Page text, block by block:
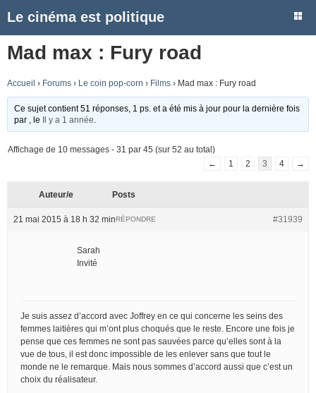
Le cinéma est politique
Mad max : Fury road
Accueil › Forums › Le coin pop-corn › Films › Mad max : Fury road
Ce sujet contient 51 réponses, 1 ps. et a été mis à jour pour la dernière fois
par
, le Il y a 1 année
Affichage de 10 messages - 31 par 45 (sur 52 au total)
←
1 2 3 4 →
Auteur/e Posts
21 mai 2015 à 18 h 32 min #31939
RÉPONDRE
Sarah
Invité
Je suis assez d’accord avec Joffrey en ce qui concerne les seins des
femmes laitières qui m’ont plus choqués que le reste. Encore une fois je
pense que ces femmes ne sont pas sauvées parce qu’elles sont à la
vue de tous, il est donc impossible de les enlever sans que tout le
monde ne le remarque. Mais nous sommes d’accord aussi que c’est un
choix du réalisateur.